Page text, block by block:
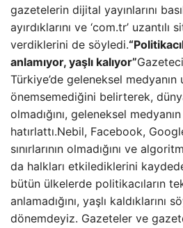
gazetelerin dijital yayınlarını
ayırdıklarını ve ‘com.tr’
verdiklerini de söyledi.
anlamıyor, yaşlı kalıyor”
Türkiye’de geleneksel
önemsemediğini belirterek,
olmadığını, geleneksel
hatırlattı.Nebil, Facebook,
sınırlarının olmadığını ve
da halkları etkilediklerini
bütün ülkelerde politikacıların
anlamadığını, yaşlı kaldıklarını
dönemdeyiz. Gazeteler ve